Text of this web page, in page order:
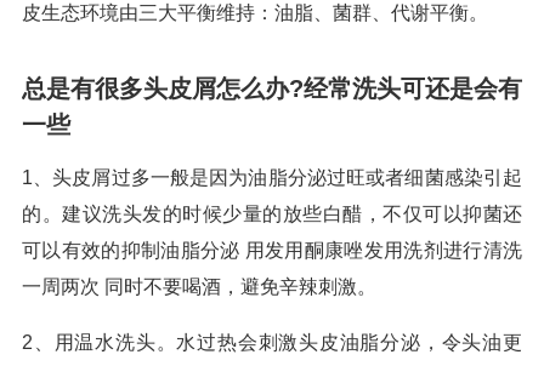
皮生态环境由三大平衡维持：油脂、菌群、代谢平衡。
总是有很多头皮屑怎么办?经常洗头可还是会有
一些
1、头皮屑过多一般是因为油脂分泌过旺或者细菌感染引起
的。建议洗头发的时候少量的放些白醋，不仅可以抑菌还
可以有效的抑制油脂分泌 用发用酮康唑发用洗剂进行清洗
一周两次 同时不要喝酒，避免辛辣刺激。
2、用温水洗头。水过热会刺激头皮油脂分泌，令头油更